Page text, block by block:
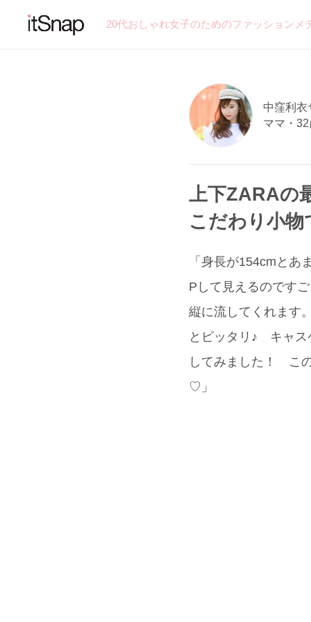
20代おしゃれ女子のためのファッション
中窪利衣
ママ・32
上下ZARAの
こだわり小
「身長が154cmと
Pして見えるのです
縦に流してくれます
とピッタリ♪ キャス
してみました！ こ
♡」